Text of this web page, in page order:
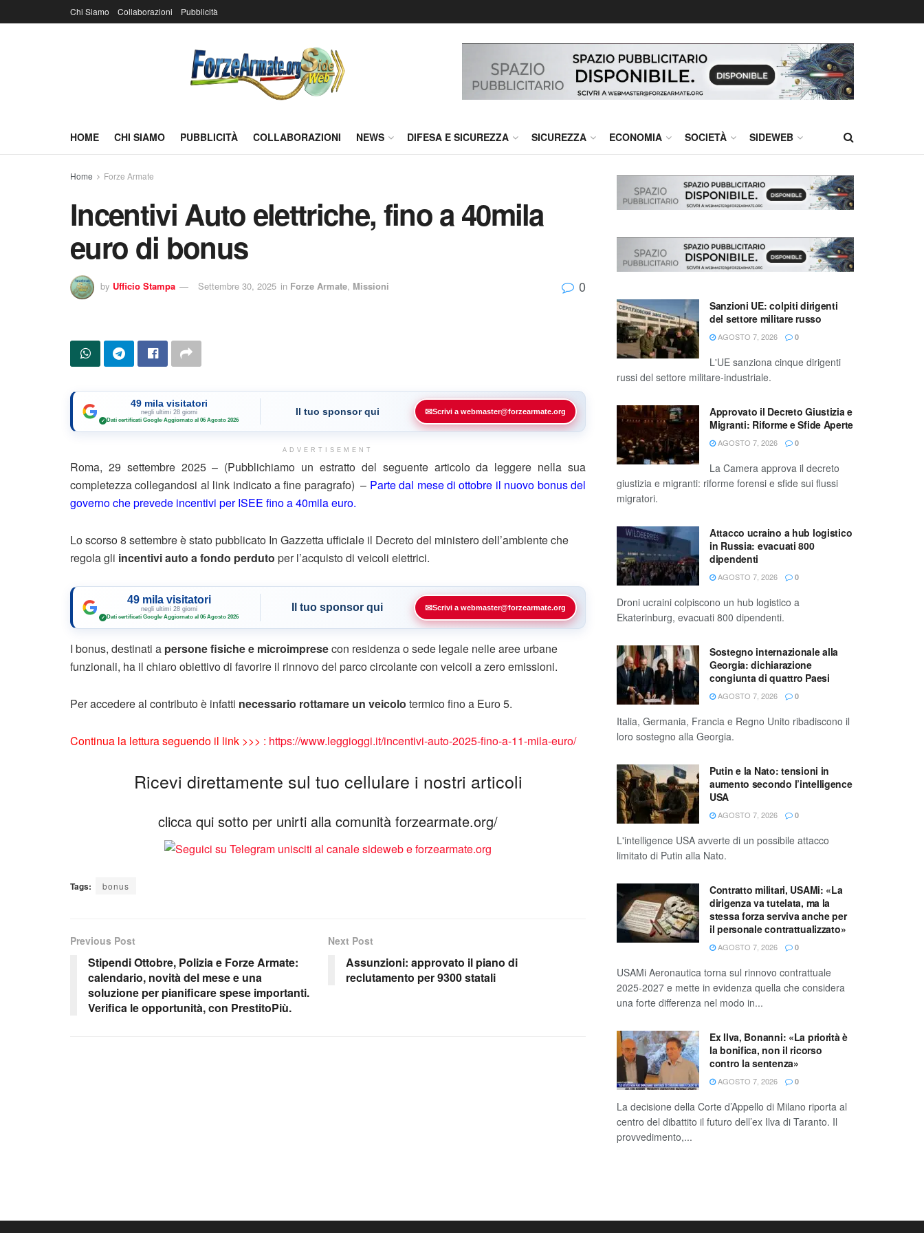
Chi Siamo Collaborazioni Pubblicità
HOME CHI SIAMO PUBBLICITÀ COLLABORAZIONI NEWS DIFESA E SICUREZZA SICUREZZA ECONOMIA SOCIETÀ SIDEWEB
Home Forze Armate
Incentivi Auto elettriche, fino a 40mila
euro di bonus
by Ufficio Stampa Settembre 30, 2025 in Forze Armate, Missioni 0
49 mila visitatori
negli ultimi 28 giorni
✓ Dati certificati Google·Aggiornato al 06 Agosto 2026
Il tuo sponsor qui ✉Scrivi a webmaster@forzearmate.org
ADVERTISEMENT
Roma, 29 settembre 2025 – (Pubblichiamo un estratto del seguente articolo da leggere nella sua
completezza collegandosi al link indicato a fine paragrafo) – Parte dal mese di ottobre il nuovo bonus del
governo che prevede incentivi per ISEE fino a 40mila euro.
Lo scorso 8 settembre è stato pubblicato In Gazzetta ufficiale il Decreto del ministero dell’ambiente che
regola gli incentivi auto a fondo perduto per l’acquisto di veicoli elettrici.
49 mila visitatori
negli ultimi 28 giorni
✓ Dati certificati Google·Aggiornato al 06 Agosto 2026
Il tuo sponsor qui ✉Scrivi a webmaster@forzearmate.org
I bonus, destinati a persone fisiche e microimpresecon residenza o sede legale nelle aree urbane
funzionali, ha il chiaro obiettivo di favorire il rinnovo del parco circolante con veicoli a zero emissioni.
Per accedere al contributo è infatti necessario rottamare un veicolo termico fino a Euro 5.
Continua la lettura seguendo il link >>> : https://www.leggioggi.it/incentivi-auto-2025-fino-a-11-mila-euro/
Ricevi direttamente sul tuo cellulare i nostri articoli
clicca qui sotto per unirti alla comunità forzearmate.org/
Tags: bonus
Previous Post
Stipendi Ottobre, Polizia e Forze Armate:
calendario, novità del mese e una
soluzione per pianificare spese importanti.
Verifica le opportunità, con PrestitoPiù.
Next Post
Assunzioni: approvato il piano di
reclutamento per 9300 statali
Sanzioni UE: colpiti dirigenti
del settore militare russo
AGOSTO 7, 2026 0
L'UE sanziona cinque dirigenti
russi del settore militare-industriale.
Approvato il Decreto Giustizia e
Migranti: Riforme e Sfide Aperte
AGOSTO 7, 2026 0
La Camera approva il decreto
giustizia e migranti: riforme forensi e sfide sui flussi
migratori.
Attacco ucraino a hub logistico
in Russia: evacuati 800
dipendenti
AGOSTO 7, 2026 0
Droni ucraini colpiscono un hub logistico a
Ekaterinburg, evacuati 800 dipendenti.
Sostegno internazionale alla
Georgia: dichiarazione
congiunta di quattro Paesi
AGOSTO 7, 2026 0
Italia, Germania, Francia e Regno Unito ribadiscono il
loro sostegno alla Georgia.
Putin e la Nato: tensioni in
aumento secondo l’intelligence
USA
AGOSTO 7, 2026 0
L'intelligence USA avverte di un possibile attacco
limitato di Putin alla Nato.
Contratto militari, USAMi: «La
dirigenza va tutelata, ma la
stessa forza serviva anche per
il personale contrattualizzato»
AGOSTO 7, 2026 0
USAMi Aeronautica torna sul rinnovo contrattuale
2025-2027 e mette in evidenza quella che considera
una forte differenza nel modo in...
Ex Ilva, Bonanni: «La priorità è
la bonifica, non il ricorso
contro la sentenza»
AGOSTO 7, 2026 0
La decisione della Corte d’Appello di Milano riporta al
centro del dibattito il futuro dell’ex Ilva di Taranto. Il
provvedimento,...